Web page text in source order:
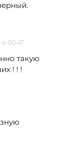
в 00:47
такую
! ! !